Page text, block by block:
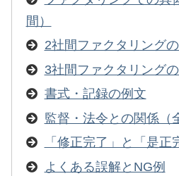
間）
2社間ファクタリングの
3社間ファクタリングの
書式・記録の例文
監督・法令との関係（
「修正完了」と「是正
よくある誤解とNG例